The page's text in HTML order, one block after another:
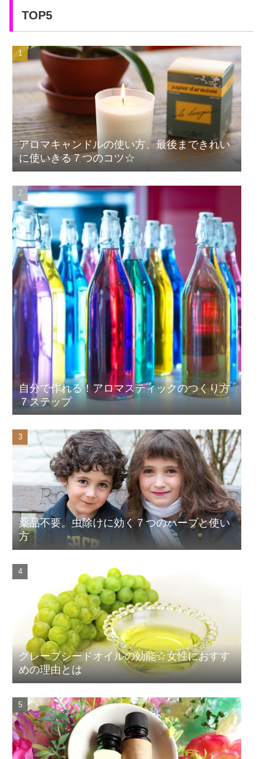
TOP5
アロマキャンドルの使い方、最後まできれい
に使いきる７つのコツ☆
自分で作れる！アロマスティックのつくり方
７ステップ
薬品不要。虫除けに効く７つのハーブと使い
方
グレープシードオイルの効能☆女性におすす
めの理由とは